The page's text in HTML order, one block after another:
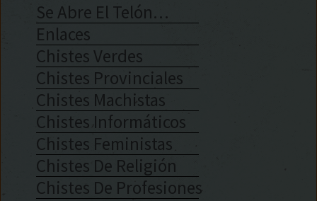
Se Abre El Telón…
Enlaces
Chistes Verdes
Chistes Provinciales
Chistes Machistas
Chistes Informáticos
Chistes Feministas
Chistes De Religión
Chistes De Profesiones